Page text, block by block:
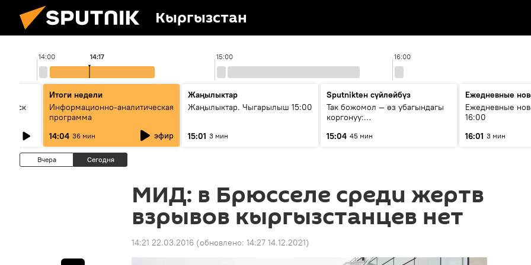
Кыргызстан
14:00 15:00 16:00
14:17
Итоги недели
Информационно-аналитическая
программа
14:04 36 мин эфир
Жаңылыктар
Жаңылыктар. Чыгарылыш 15:00
15:01 3 мин
Sputnikteн сүйлөйбүз
Так божомол — өз убагындагы
коргонуу:
кантип өркүндөтүлүүдө
15:04 45 мин
Ежедневные
Ежедневные
16:00
16:01 3 мин
Вчера Сегодня
МИД: в Брюсселе среди жертв
взрывов кыргызстанцев нет
14:21 22.03.2016 (обновлено: 14:27 14.12.2021)